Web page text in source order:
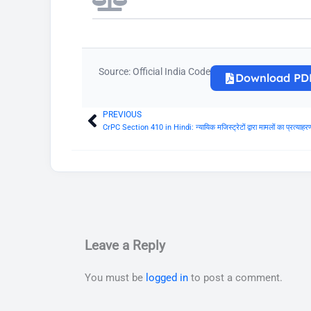
Source: Official India Code Download
PrevPREVIOUS
CrPC Section 410 in Hindi: न्यायिक मजिस्ट्रेटों द्वारा मामलों का
Leave a Reply
You must be logged in to post a comment.